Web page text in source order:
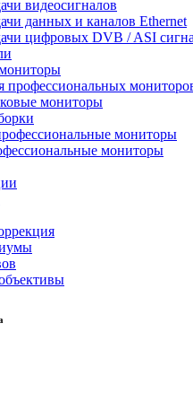
видеосигналов
данных и каналов Ethernet
цифровых DVB / ASI
профессиональных
мониторы
мониторы
мониторы